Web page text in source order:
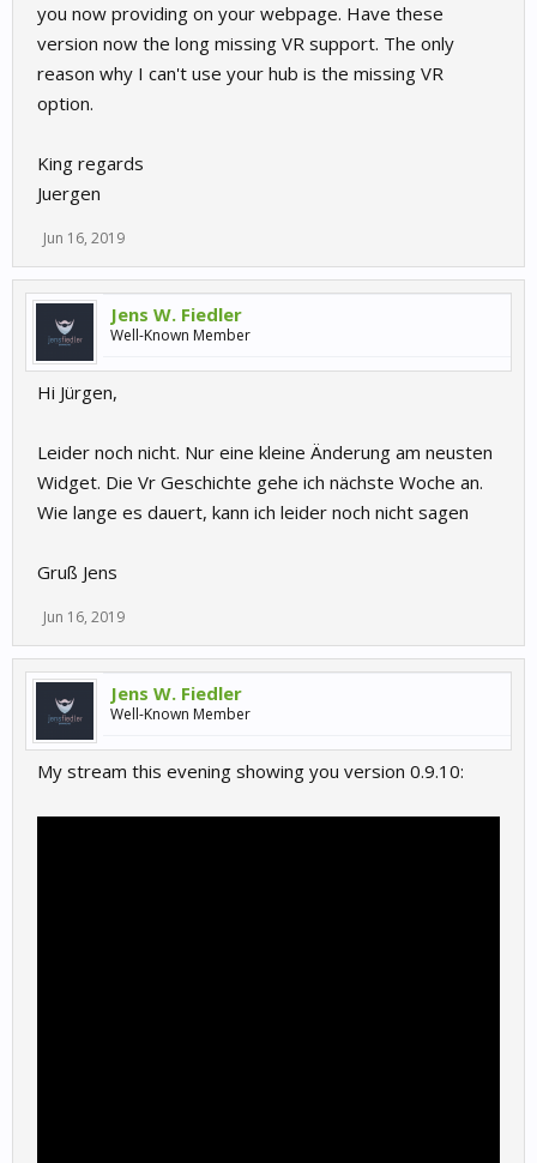
you now providing on your webpage. Have these
version now the long missing VR support. The only
reason why I can't use your hub is the missing VR
option.
King regards
Juergen
Jun 16, 2019
Jens W. Fiedler
Well-Known Member
Hi Jürgen,
Leider noch nicht. Nur eine kleine Änderung am neusten
Widget. Die Vr Geschichte gehe ich nächste Woche an.
Wie lange es dauert, kann ich leider noch nicht sagen
Gruß Jens
Jun 16, 2019
Jens W. Fiedler
Well-Known Member
My stream this evening showing you version 0.9.10: